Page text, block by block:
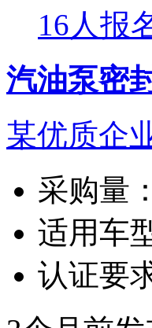
16人报
汽油泵密
某优质企
采购量：
适用车
认证要